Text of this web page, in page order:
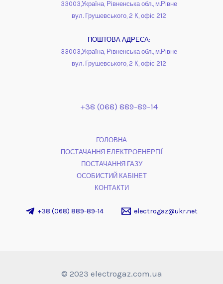
33003,Україна, Рівненська обл., м.Рівне
вул. Грушевського, 2 К, офіс 212
ПОШТОВА АДРЕСА:
33003,Україна, Рівненська обл., м.Рівне
вул. Грушевського, 2 К, офіс 212
+38 (068) 889-89-14
ГОЛОВНА
ПОСТАЧАННЯ ЕЛЕКТРОЕНЕРГІЇ
ПОСТАЧАННЯ ГАЗУ
ОСОБИСТИЙ КАБІНЕТ
КОНТАКТИ
+38 (068) 889-89-14 electrogaz@ukr.net
© 2023 electrogaz.com.ua